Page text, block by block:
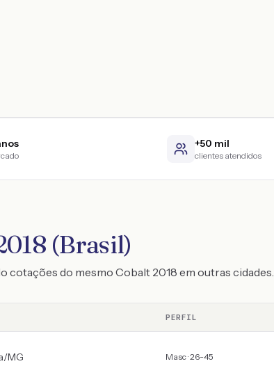
+50 mil
clientes atendidos
(Brasil)
cotações do mesmo Cobalt 2018 em outras cidades.
PERFIL
/MG Masc · 26-45